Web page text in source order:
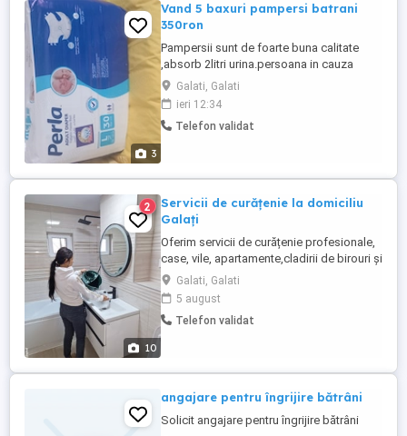
3
Vand 5 baxuri pampersi batrani
350ron
Pampersii sunt de foarte buna calitate
,absorb 2litri urina.persoana in cauza
poate sta cu el si 14 ore si nu se va uda.
Galati, Galati
ieri 12:34
Telefon validat
10
2
Servicii de curățenie la domiciliu
Galați
Oferim servicii de curățenie profesionale,
case, vile, apartamente,cladirii de birouri și
după constructor curățenie generală si de
întreținere efectuăm
tapițeri:canapele,scaune,covoare etc
Echipa noastră este atent verificata prin
Galati, Galati
5 august
Telefon validat
angajare pentru îngrijire bătrâni
Solicit angajare pentru îngrijire bătrâni